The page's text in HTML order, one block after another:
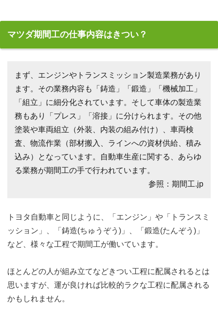
マツダ期間工の仕事内容はきつい？
まず、エンジンやトランスミッション製造業務があり
ます。その業務内容も「鋳造」「鍛造」「機械加工」
「組立」に細分化されています。そして車体の製造業
務もあり「プレス」「溶接」に分けられます。その他
塗装や車両組立（外装、内装の組み付け）、車両検
査、物流作業（部材搬入、ラインへの資材供給、積み
込み）となっています。自動車生産に関する、あらゆ
る業務が期間工の手で行われています。
参照：期間工.jp
トヨタ自動車と同じように、「エンジン」や「トランスミ
ッション」、「鋳造(ちゅうぞう)」、「鍛造(たんぞう)」
など、様々な工程で期間工が働いています。
ほとんどの人が組み立てなどきつい工程に配属されるとは
思いますが、運が良ければ比較的ラクな工程に配属される
かもしれません。